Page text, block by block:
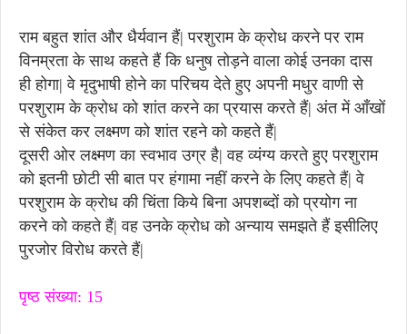
राम बहुत शांत और धैर्यवान हैं| परशुराम के क्रोध करने पर राम
विनम्रता के साथ कहते हैं कि धनुष तोड़ने वाला कोई उनका दास
ही होगा| वे मृदुभाषी होने का परिचय देते हुए अपनी मधुर वाणी से
परशुराम के क्रोध को शांत करने का प्रयास करते हैं| अंत में आँखों
से संकेत कर लक्ष्मण को शांत रहने को कहते हैं|
दूसरी ओर लक्ष्मण का स्वभाव उग्र है| वह व्यंग्य करते हुए परशुराम
को इतनी छोटी सी बात पर हंगामा नहीं करने के लिए कहते हैं| वे
परशुराम के क्रोध की चिंता किये बिना अपशब्दों को प्रयोग ना
करने को कहते हैं| वह उनके क्रोध को अन्याय समझते हैं इसीलिए
पुरजोर विरोध करते हैं|
पृष्ठ संख्या: 15